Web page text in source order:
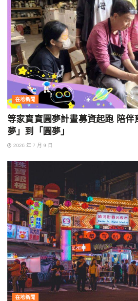
在地新聞
等家寶寶圓夢計畫募資起跑 陪伴
夢」到「圓夢」
2026 年 7 月 9 日
在地新聞